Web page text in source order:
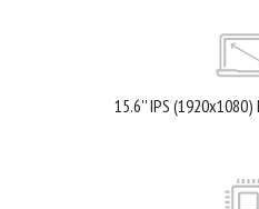
15.6'' IPS (1920x1080)